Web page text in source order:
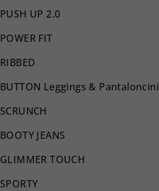
PUSH UP 2.0
POWER FIT
RIBBED
BUTTON Leggings & Pantaloncini
SCRUNCH
BOOTY JEANS
GLIMMER TOUCH
SPORTY